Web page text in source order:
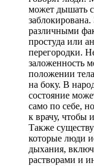
может дышать
различными
простуда или
перегородки.
заложенность
положении
на боку. В
состояние
само по себе,
к врачу, чтобы
Также
которые люди
дыхания,
растворами и